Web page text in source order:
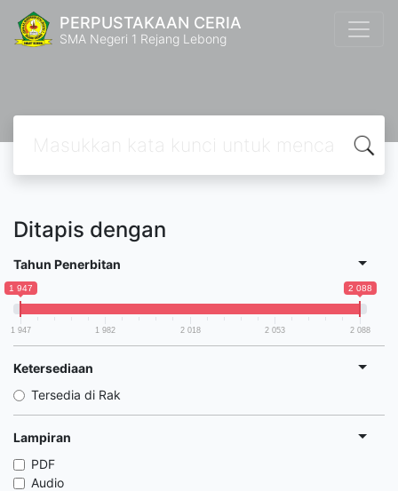
PERPUSTAKAAN CERIA
SMA Negeri 1 Rejang Lebong
Ditapis dengan
Tahun Penerbitan
1 947 2 088
1 947 1 982 2 018 2 053 2 088
Ketersediaan
Tersedia di Rak
Lampiran
PDF
Audio